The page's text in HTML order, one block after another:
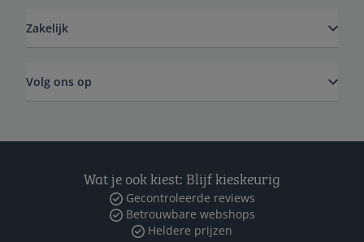
Zakelijk
Volg ons op
Wat je ook kiest: Blijf kieskeurig
Gecontroleerde reviews
Betrouwbare webshops
Heldere prijzen